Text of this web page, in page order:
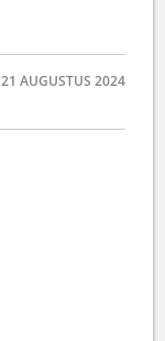
21 AUGUSTUS 2024